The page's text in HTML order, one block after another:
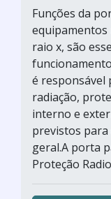
Funções da
equipamentos
raio x, são
é responsável
radiação,
interno e
previstos
geral.A porta
Proteção